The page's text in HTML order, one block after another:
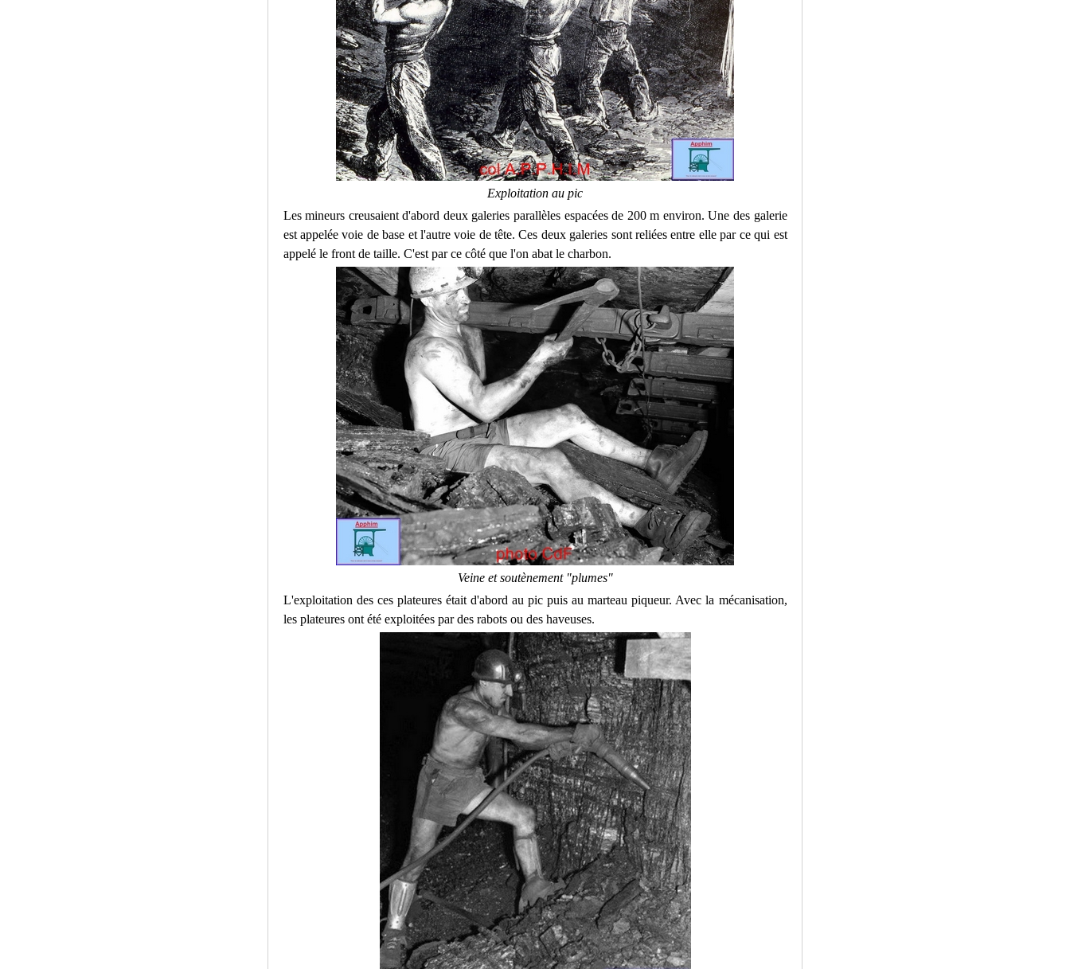
Exploitation au pic
Les mineurs creusaient d'abord deux galeries parallèles espacées de 200 m environ. Une des galerie
est appelée voie de base et l'autre voie de tête. Ces deux galeries sont reliées entre elle par ce qui est
appelé le front de taille. C'est par ce côté que l'on abat le charbon.
Veine et soutènement "plumes"
L'exploitation des ces plateures était d'abord au pic puis au marteau piqueur. Avec la mécanisation,
les plateures ont été exploitées par des rabots ou des haveuses.